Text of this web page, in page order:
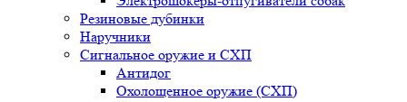
Резиновые дубинки
Наручники
Сигнальное оружие и СХП
Антидог
Охолощенное оружие (СХП)